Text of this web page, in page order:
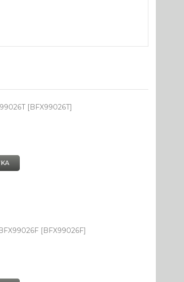
[BFX99026T]
[BFX99026F]